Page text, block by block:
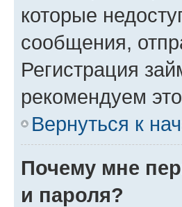
которые
сообщения,
Регистрация
рекомендуем
Вернуться к
Почему мне
и пароля?